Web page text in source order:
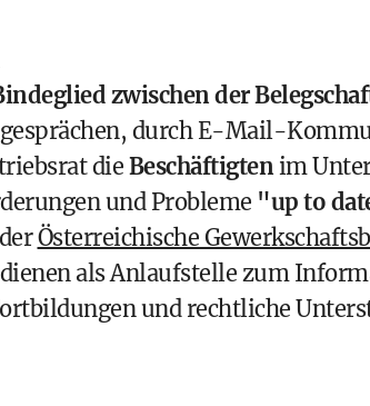
zwischen der
durch E-Mail-
die Beschäftigten im
und Probleme "up to
Österreichische
als Anlaufstelle zum
und rechtliche